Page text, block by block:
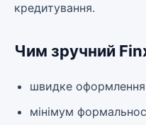
кредитування.
Чим зручний
швидке оформлення
мінімум